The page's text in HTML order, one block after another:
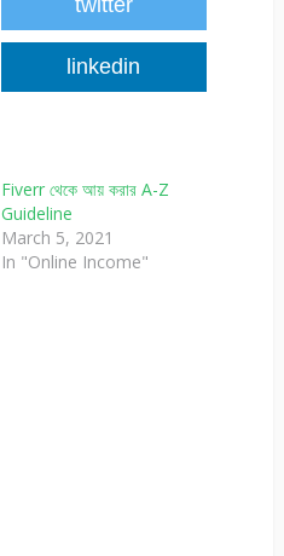
linkedin
Fiverr থেকে আয় করার A-Z
Guideline
March 5, 2021
In "Online Income"